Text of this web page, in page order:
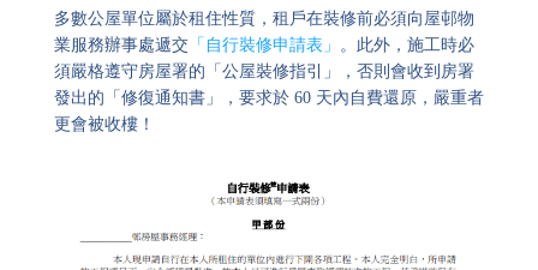
多數公屋單位屬於租住性質，租戶在裝修前必須向屋邨物
業服務辦事處遞交 「自行裝修申請表」
。此外，施工時必
須嚴格遵守房屋署的「公屋裝修指引」，否則會收到房署
發出的「修復通知書」，要求於 60 天內自費還原，嚴重者
更會被收樓！